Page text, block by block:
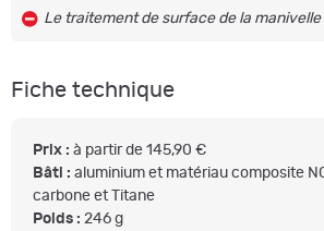
Le traitement de surface de la manivelle
Fiche technique
Prix : à partir de 145,90 €
Bâti : aluminium et matériau composite
carbone et Titane
Poids : 246 g